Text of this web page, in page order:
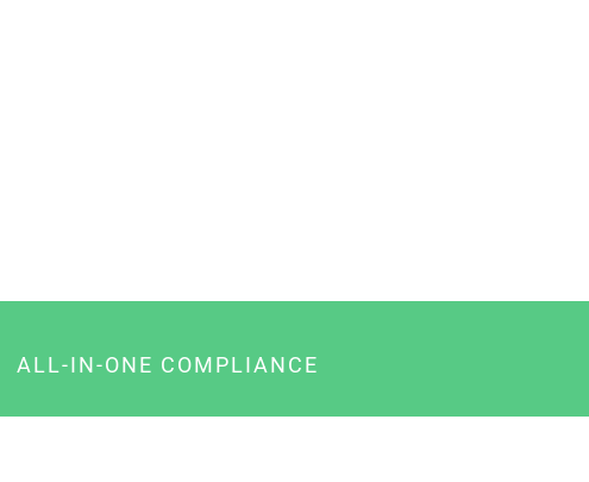
ALL-IN-ONE COMPLIANCE